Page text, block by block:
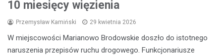
10 miesięcy więzienia
Przemysław Kamiński 29 kwietnia 2026
W miejscowości Marianowo Brodowskie doszło do istotnego
naruszenia przepisów ruchu drogowego. Funkcjonariusze